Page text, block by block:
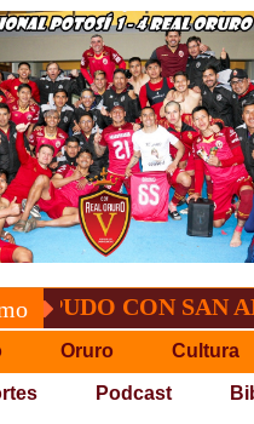
CON SAN
Oruro Cultura
Podcast